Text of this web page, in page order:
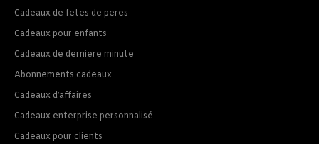
Cadeaux de fetes de peres
Cadeaux pour enfants
Cadeaux de derniere minute
Abonnements cadeaux
Cadeaux d’affaires
Cadeaux enterprise personnalisé
Cadeaux pour clients